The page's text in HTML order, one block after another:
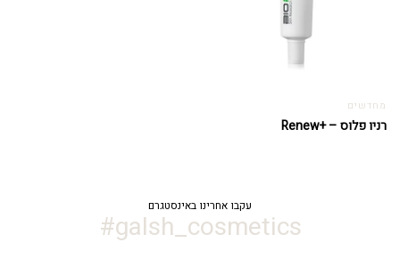
מחדשים
רניו פלוס – +Renew
עקבו אחרינו באינסטגרם
galsh_cosmetics#